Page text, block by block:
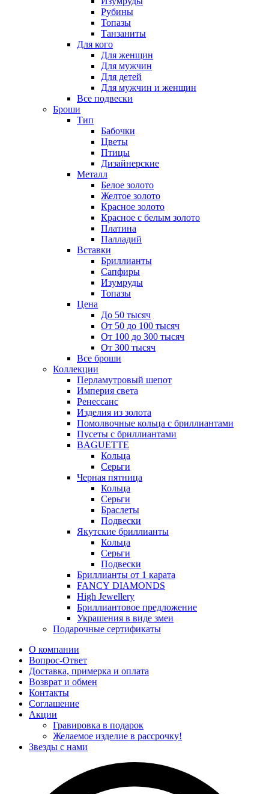
Рубины
Топазы
Танзаниты
Для кого
Для женщин
Для мужчин
Для детей
Для мужчин и женщин
Все подвески
Броши
Тип
Бабочки
Цветы
Птицы
Дизайнерские
Металл
Белое золото
Желтое золото
Красное золото
Красное с белым золото
Платина
Палладий
Вставки
Бриллианты
Сапфиры
Изумруды
Топазы
Цена
До 50 тысяч
От 50 до 100 тысяч
От 100 до 300 тысяч
От 300 тысяч
Все броши
Коллекции
Перламутровый шепот
Империя света
Ренессанс
Изделия из золота
Помолвочные кольца с бриллиантами
Пусеты с бриллиантами
BAGUETTE
Кольца
Серьги
Черная пятница
Кольца
Серьги
Браслеты
Подвески
Якутские бриллианты
Кольца
Серьги
Подвески
Бриллианты от 1 карата
FANCY DIAMONDS
High Jewellery
Бриллиантовое предложение
Украшения в виде змеи
Подарочные сертификаты
О компании
Вопрос-Ответ
Доставка, примерка и оплата
Возврат и обмен
Контакты
Соглашение
Акции
Гравировка в подарок
Желаемое изделие в рассрочку!
Звезды с нами